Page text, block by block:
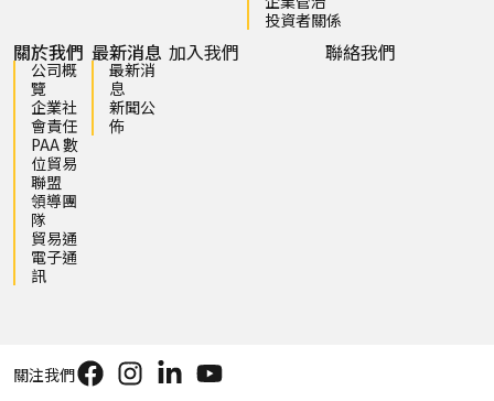
投資者關係
關於我們
公司概
覽
企業社
會責任
PAA 數
位貿易
聯盟
領導團
隊
貿易通
電子通
訊
最新消息
最新消
息
新聞公
佈
加入我們 聯絡我們
關注我們